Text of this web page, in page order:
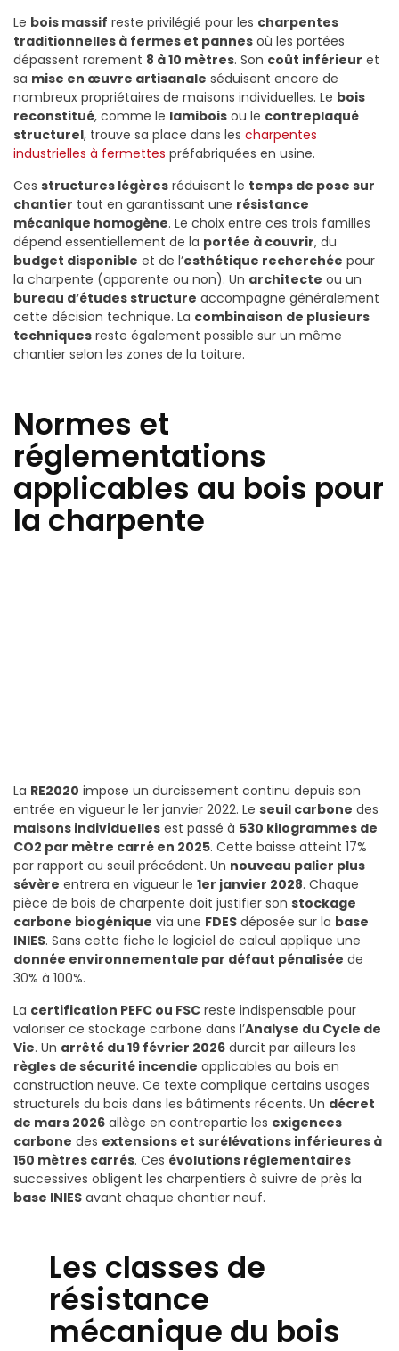
Le bois massif reste privilégié pour les charpentes
traditionnelles à fermes et pannes où les portées
dépassent rarement 8 à 10 mètres. Son coût inférieur et
sa mise en œuvre artisanale séduisent encore de
nombreux propriétaires de maisons individuelles. Le bois
reconstitué, comme le lamibois ou le contreplaqué
structurel, trouve sa place dans les charpentes
industrielles à fermettes préfabriquées en usine.
Ces structures légères réduisent le temps de pose sur
chantier tout en garantissant une résistance
mécanique homogène. Le choix entre ces trois familles
dépend essentiellement de la portée à couvrir, du
budget disponible et de l’esthétique recherchée pour
la charpente (apparente ou non). Un architecte ou un
bureau d’études structure accompagne généralement
cette décision technique. La combinaison de plusieurs
techniques reste également possible sur un même
chantier selon les zones de la toiture.
Normes et
réglementations
applicables au bois pour
la charpente
La RE2020 impose un durcissement continu depuis son
entrée en vigueur le 1er janvier 2022. Le seuil carbone des
maisons individuelles est passé à 530 kilogrammes de
CO2 par mètre carré en 2025. Cette baisse atteint 17%
par rapport au seuil précédent. Un nouveau palier plus
sévère entrera en vigueur le 1er janvier 2028. Chaque
pièce de bois de charpente doit justifier son stockage
carbone biogénique via une FDES déposée sur la base
INIES. Sans cette fiche le logiciel de calcul applique une
donnée environnementale par défaut pénalisée de
30% à 100%.
La certification PEFC ou FSC reste indispensable pour
valoriser ce stockage carbone dans l’Analyse du Cycle de
Vie. Un arrêté du 19 février 2026 durcit par ailleurs les
règles de sécurité incendie applicables au bois en
construction neuve. Ce texte complique certains usages
structurels du bois dans les bâtiments récents. Un décret
de mars 2026 allège en contrepartie les exigences
carbone des extensions et surélévations inférieures à
150 mètres carrés. Ces évolutions réglementaires
successives obligent les charpentiers à suivre de près la
base INIES avant chaque chantier neuf.
Les classes de
résistance
mécanique du bois